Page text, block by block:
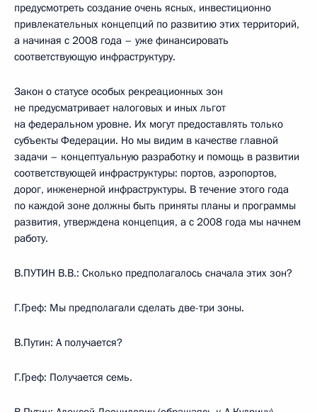
предусмотреть создание очень ясных, инвестиционно
привлекательных концепций по развитию этих территорий,
а начиная с 2008 года – уже финансировать
соответствующую инфраструктуру.
Закон о статусе особых рекреационных зон
не предусматривает налоговых и иных льгот
на федеральном уровне. Их могут предоставлять только
субъекты Федерации. Но мы видим в качестве главной
задачи – концептуальную разработку и помощь в развитии
соответствующей инфраструктуры: портов, аэропортов,
дорог, инженерной инфраструктуры. В течение этого года
по каждой зоне должны быть приняты планы и программы
развития, утверждена концепция, а с 2008 года мы начнем
работу.
В.ПУТИН В.В.: Сколько предполагалось сначала этих зон?
Г.Греф: Мы предполагали сделать две-три зоны.
В.Путин: А получается?
Г.Греф: Получается семь.